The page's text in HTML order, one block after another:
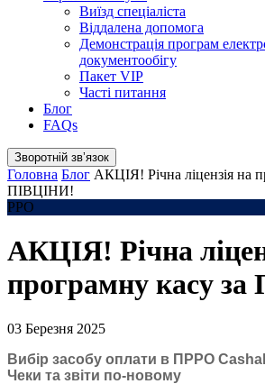
Виїзд спеціаліста
Віддалена допомога
Демонстрація програм
документообігу
Пакет VIP
Часті питання
Блог
FAQs
Зворотній звʼязок
Головна Блог АКЦІЯ! Річна ліцензія на
ПІВЦІНИ!
РРО
АКЦІЯ! Річна
програмну касу
03 Березня 2025
Вибір засобу оплати в ПРРО
Чеки та звіти по-новому